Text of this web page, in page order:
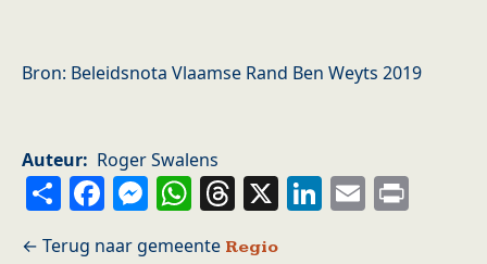
Bron: Beleidsnota Vlaamse Rand Ben Weyts 2019
Auteur Roger Swalens
ShareFacebook
Messenger
WhatsApp
Threads
X LinkedIn
Email
Regio